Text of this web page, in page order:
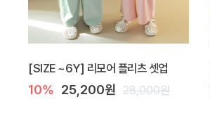
[SIZE ~6Y] 리모어 플리츠 셋업
10% 25,200원 28,000원